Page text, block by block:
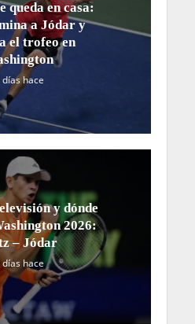
queda en casa:
a Jódar y
el trofeo en
días hace
y dónde
2026:
– Jódar
días hace